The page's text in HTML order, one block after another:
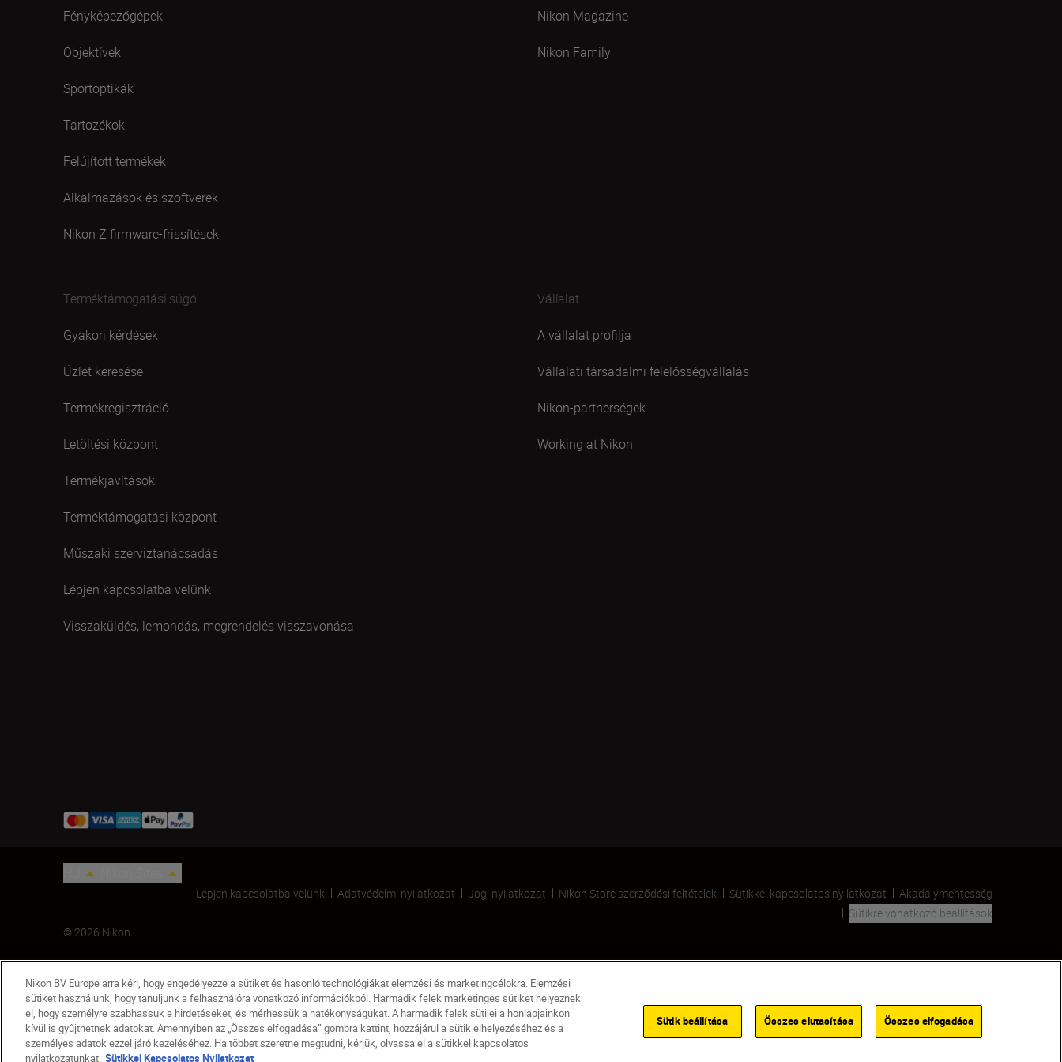
AN-DC8 szíj
Fényképezőgépek
Objektívek
Sportoptikák
Tartozékok
Felújított termékek
Alkalmazások és szoftverek
Nikon Z firmware-frissítések
Nikon Magazine
Nikon Family
Terméktámogatási súgó
Gyakori kérdések
Üzlet keresése
Termékregisztráció
Letöltési központ
Termékjavítások
Terméktámogatási központ
Műszaki szerviztanácsadás
Lépjen kapcsolatba velünk
Visszaküldés, lemondás, megrendelés visszavonása
Vállalat
A vállalat profilja
Vállalati társadalmi felelősségvállalás
Nikon-partnerségek
Working at Nikon
Lépjen kapcsolatba velünk Adatvédelmi nyilatkozat Jogi nyilatkozat Nikon Store szerződési feltételek Sütikkel kapcsolatos nyilatkozat
Akadálymentesség
Sütikre vonatkozó beállítások
© 2026 Nikon
Nikon BV Europe arra kéri, hogy engedélyezze a sütiket és hasonló technológiákat elemzési és marketingcélokra. Elemzési
sütiket használunk, hogy tanuljunk a felhasználóra vonatkozó információkból. Harmadik felek marketinges sütiket helyeznek
el, hogy személyre szabhassuk a hirdetéseket, és mérhessük a hatékonyságukat. A harmadik felek sütijei a honlapjainkon
kívül is gyűjthetnek adatokat. Amennyiben az „Összes elfogadása” gombra kattint, hozzájárul a sütik elhelyezéséhez és a
személyes adatok ezzel járó kezeléséhez. Ha többet szeretne megtudni, kérjük, olvassa el a sütikkel kapcsolatos
nyilatkozatunkat. Sütikkel Kapcsolatos Nyilatkozat
Sütik beállítása Összes elutasítása Összes elfogadása